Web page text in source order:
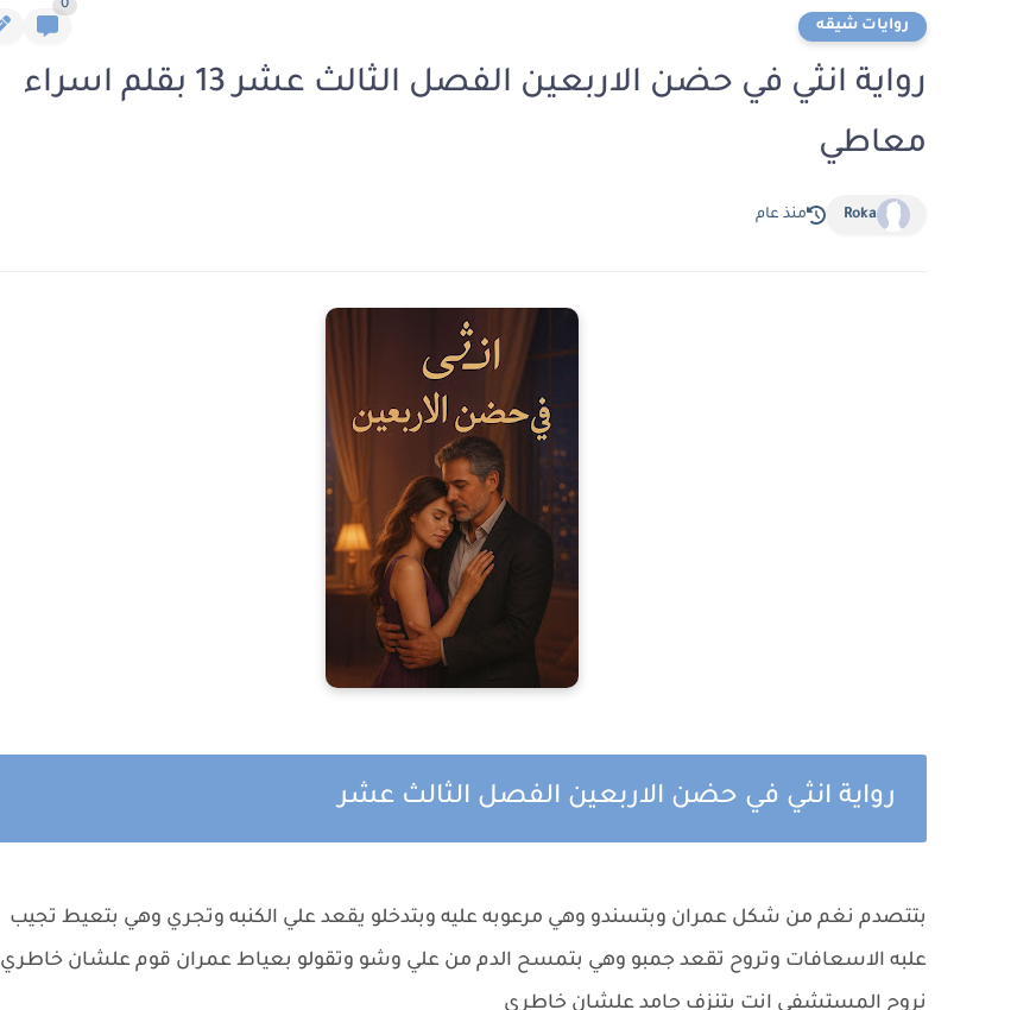
روايات شيقه
0
رواية انثي في حضن الاربعين الفصل الثالث عشر 13 بقلم اسراء
معاطي
Roka منذ عام
رواية انثي في حضن الاربعين الفصل الثالث عشر
بتتصدم نغم من شكل عمران وبتسندو وهي مرعوبه عليه وبتدخلو يقعد علي الكنبه وتجري وهي بتعيط تجيب
علبه الاسعافات وتروح تقعد جمبو وهي بتمسح الدم من علي وشو وتقولو بعياط عمران قوم علشان خاطري
نروح المستشفي انت بتنزف جامد علشان خاطري